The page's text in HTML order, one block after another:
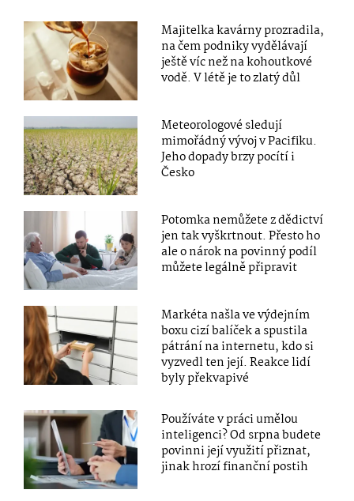
Majitelka kavárny prozradila,
na čem podniky vydělávají
ještě víc než na kohoutkové
vodě. V létě je to zlatý důl
Meteorologové sledují
mimořádný vývoj v Pacifiku.
Jeho dopady brzy pocítí i
Česko
Potomka nemůžete z dědictví
jen tak vyškrtnout. Přesto ho
ale o nárok na povinný podíl
můžete legálně připravit
Markéta našla ve výdejním
boxu cizí balíček a spustila
pátrání na internetu, kdo si
vyzvedl ten její. Reakce lidí
byly překvapivé
Používáte v práci umělou
inteligenci? Od srpna budete
povinni její využití přiznat,
jinak hrozí finanční postih